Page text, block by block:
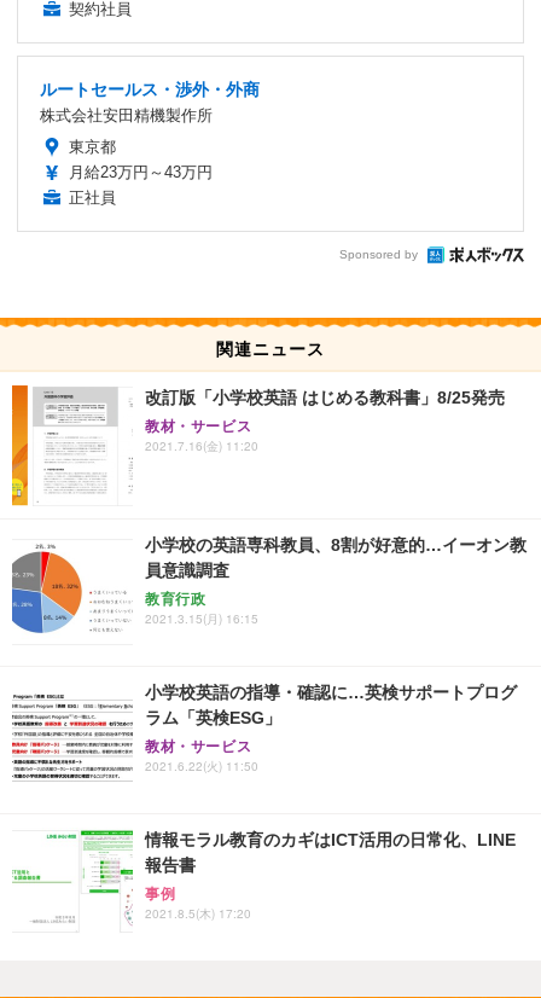
契約社員
ルートセールス・渉外・外商
株式会社安田精機製作所
東京都
月給23万円～43万円
正社員
Sponsored by
関連ニュース
改訂版「小学校英語 はじめる教科書」8/25発売
教材・サービス
2021.7.16(金) 11:20
小学校の英語専科教員、8割が好意的…イーオン教
員意識調査
教育行政
2021.3.15(月) 16:15
小学校英語の指導・確認に…英検サポートプログ
ラム「英検ESG」
教材・サービス
2021.6.22(火) 11:50
情報モラル教育のカギはICT活用の日常化、LINE
報告書
事例
2021.8.5(木) 17:20